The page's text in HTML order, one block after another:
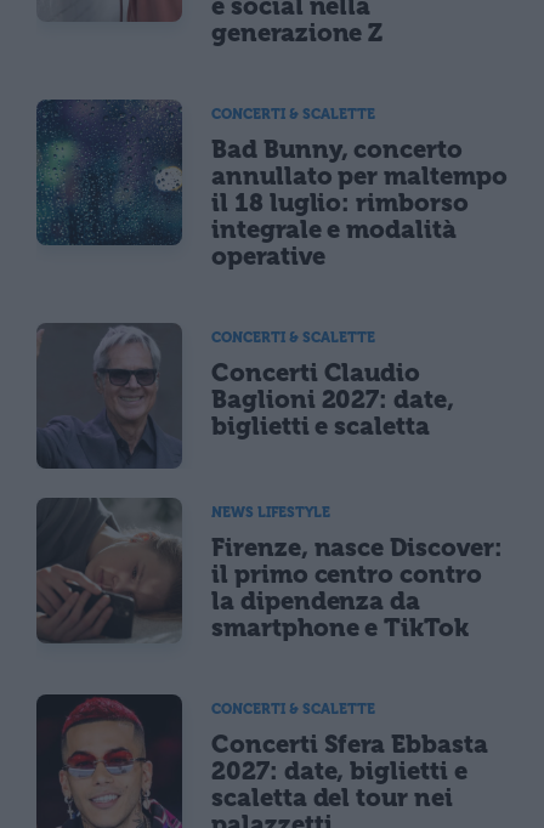
e social nella
generazione Z
CONCERTI & SCALETTE
Bad Bunny, concerto
annullato per maltempo
il 18 luglio: rimborso
integrale e modalità
operative
CONCERTI & SCALETTE
Concerti Claudio
Baglioni 2027: date,
biglietti e scaletta
NEWS LIFESTYLE
Firenze, nasce Discover:
il primo centro contro
la dipendenza da
smartphone e TikTok
CONCERTI & SCALETTE
Concerti Sfera Ebbasta
2027: date, biglietti e
scaletta del tour nei